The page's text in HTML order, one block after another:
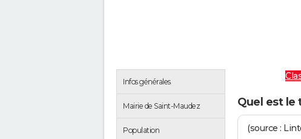
Infos générales
Mairie de Saint-Maudez
Population
Quel est le
(source :